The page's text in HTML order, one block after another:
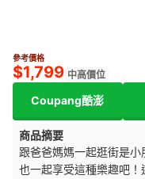
參考價格
$1,799 中高價位
Coupang酷澎
商品摘要
跟爸爸媽媽一起逛街是
也一起享受這種樂趣吧